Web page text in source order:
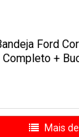
Ford
Completo +
Mais